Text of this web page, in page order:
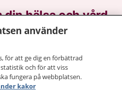
din hälsa och vård
hälsa och information om
journal och göra dina
1177 för
runt.
använder
för att ge dig en förbättrad
och för att viss
fungera på webbplatsen.
kakor